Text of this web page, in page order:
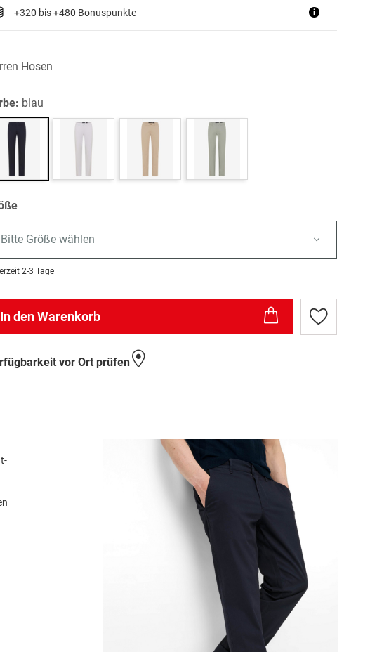
+320 bis +480 Bonuspunkte i
Hosen
blau
Bitte Größe wählen
2-3 Tage
In den Warenkorb
Zur
Wunschliste
vor Ort prüfen